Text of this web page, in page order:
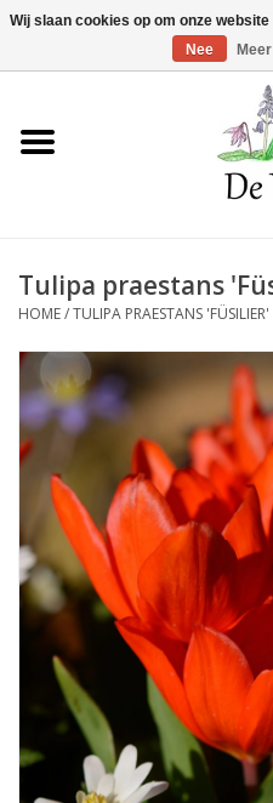
Home
Voorjaarsbloeiers
Zomerbloeiers
Herfstbloeiers
Schaduwplanten
Aanbiedingen
Bodemverbetering
Overige producten
Advies
Tulipa praestans
HOME/TULIPA PRAESTANS 'FÜSILIER'
Wij slaan cookies op om onze
Nee